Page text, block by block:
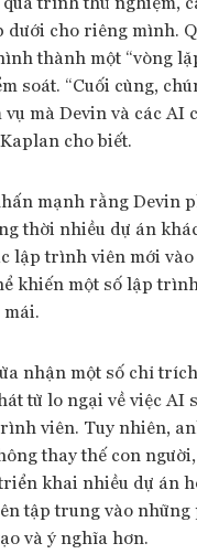
dưới cho riêng mình.
thành một “vòng
soát. “Cuối cùng,
mà Devin và các AI
cho biết.
mạnh rằng Devin
thời nhiều dự án
lập trình viên mới vào
khiến một số lập
nhận một số chỉ
từ lo ngại về việc AI
viên. Tuy nhiên,
thay thế con
khai nhiều dự án
tập trung vào những
và ý nghĩa hơn.